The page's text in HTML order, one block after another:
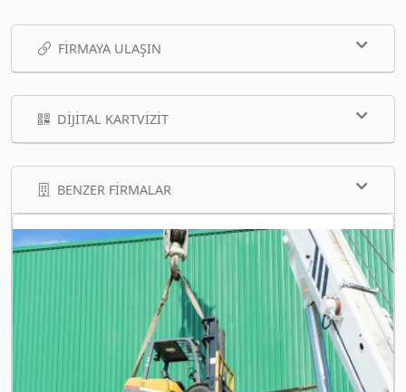
FIRMAYA ULAŞIN
DIJITAL KARTVIZIT
BENZER FIRMALAR